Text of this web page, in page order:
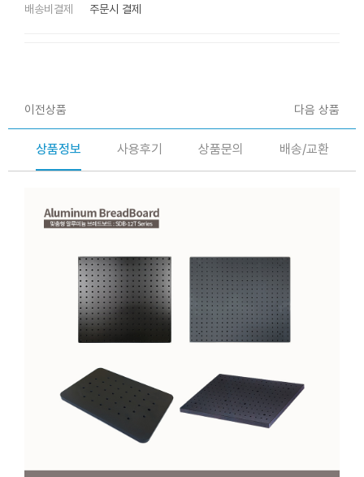
배송비결제 주문시 결제
이전상품 다음 상품
상품정보 사용후기 상품문의 배송/교환